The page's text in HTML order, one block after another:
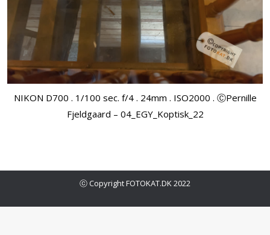
NIKON D700 . 1/100 sec. f/4 . 24mm . ISO2000 . ⒸPernille
Fjeldgaard – 04_EGY_Koptisk_22
ⓒ Copyright FOTOKAT.DK 2022